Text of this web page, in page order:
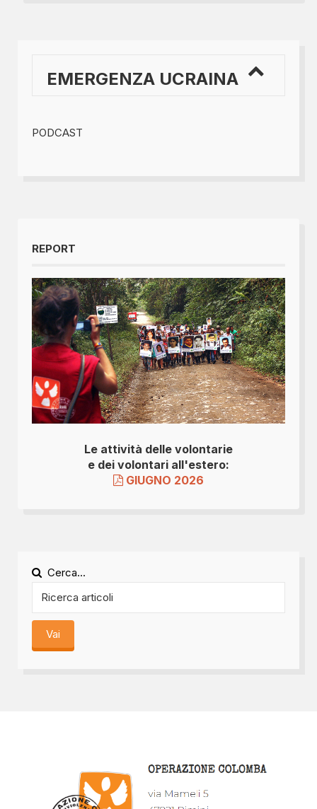
EMERGENZA UCRAINA
PODCAST
REPORT
Le attività delle volontarie
e dei volontari all'estero:
GIUGNO 2026
Cerca...
Vai